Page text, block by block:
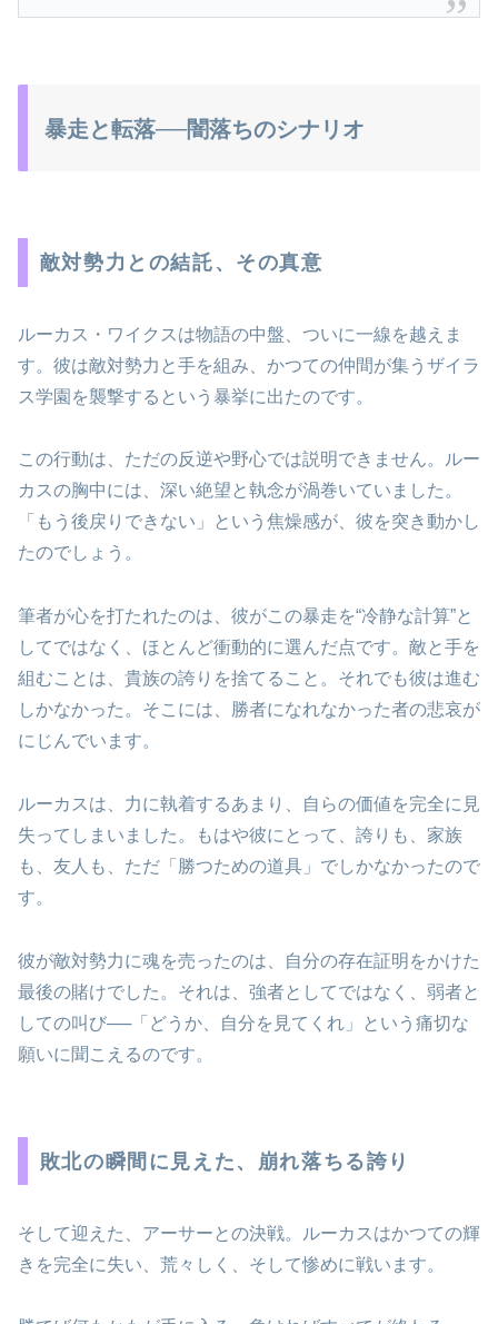
暴走と転落──闇落ちのシナリオ
敵対勢力との結託、その真意
ルーカス・ワイクスは物語の中盤、ついに一線を越えま
す。彼は敵対勢力と手を組み、かつての仲間が集うザイラ
ス学園を襲撃するという暴挙に出たのです。
この行動は、ただの反逆や野心では説明できません。ルー
カスの胸中には、深い絶望と執念が渦巻いていました。
「もう後戻りできない」という焦燥感が、彼を突き動かし
たのでしょう。
筆者が心を打たれたのは、彼がこの暴走を“冷静な計算”と
してではなく、ほとんど衝動的に選んだ点です。敵と手を
組むことは、貴族の誇りを捨てること。それでも彼は進む
しかなかった。そこには、勝者になれなかった者の悲哀が
にじんでいます。
ルーカスは、力に執着するあまり、自らの価値を完全に見
失ってしまいました。もはや彼にとって、誇りも、家族
も、友人も、ただ「勝つための道具」でしかなかったので
す。
彼が敵対勢力に魂を売ったのは、自分の存在証明をかけた
最後の賭けでした。それは、強者としてではなく、弱者と
しての叫び──「どうか、自分を見てくれ」という痛切な
願いに聞こえるのです。
敗北の瞬間に見えた、崩れ落ちる誇り
そして迎えた、アーサーとの決戦。ルーカスはかつての輝
きを完全に失い、荒々しく、そして惨めに戦います。